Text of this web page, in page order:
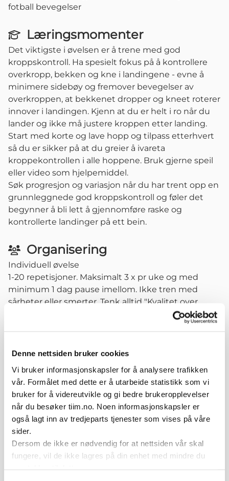
Denne nettsiden bruker cookies
Vi bruker informasjonskapsler for å analysere trafikken
vår. Formålet med dette er å utarbeide statistikk som vi
bruker for å videreutvikle og gi bedre brukeropplevelser
når du besøker tiim.no. Noen informasjonskapsler er
også lagt inn av tredjeparts tjenester som vises på våre
sider.
Dersom de ikke er nødvendig for at nettsiden vår skal
fungere, vil de ikke lagres på din enhet med mindre du
fotball bevegelser
Læringsmomenter
Det viktigste i øvelsen er å trene med god
kroppskontroll. Ha spesielt fokus på å kontrollere
overkropp, bekken og kne i landingene - evne å
minimere sidebøy og fremover bevegelser av
overkroppen, at bekkenet dropper og kneet roterer
innover i landingen. Kjenn at du er helt i ro når du
lander og ikke må justere kroppen etter landing.
Start med korte og lave hopp og tilpass etterhvert
så du er sikker på at du greier å ivareta
kroppekontrollen i alle hoppene. Bruk gjerne speil
eller video som hjelpemiddel.
Søk progresjon og variasjon når du har trent opp en
grunnleggnede god kroppskontroll og føler det
begynner å bli lett å gjennomføre raske og
kontrollerte landinger på ett bein.
Organisering
Individuell øvelse
1-20 repetisjoner. Maksimalt 3 x pr uke og med
minimum 1 dag pause imellom. Ikke tren med
sårheter eller smerter. Tenk alltid "Kvalitet over
kvantitet" - der kvaliteten (god kroppskontrol og
stor fart) i hver repetisjon du gjør er viktigere enn
Variasjoner
Øke høyden på hoppet før kontrollert landing
Varier type hopp og landinger på alternerende bein
Varier type hopp og landinger på samme bein
Øke lengden på hoppet før kontrollert landing
Øke kravet til balanse ved å introdusere ustabilt
underlag
Øke kompleksitet ved å redusere synet som kilde